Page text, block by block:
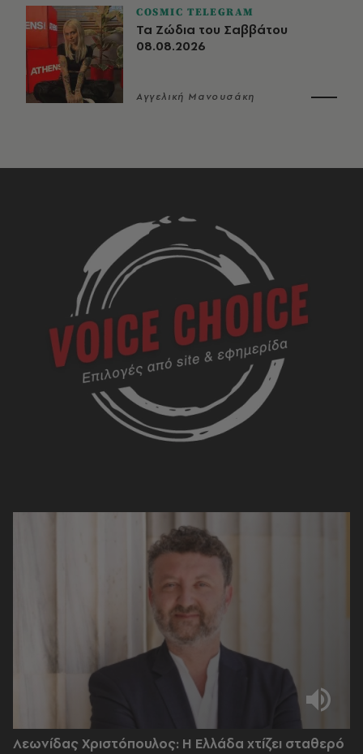
COSMIC TELEGRAM
Τα Ζώδια του Σαββάτου
08.08.2026
Αγγελική Μανουσάκη
Λεωνίδας Χριστόπουλος: Η Ελλάδα χτίζει σταθερό